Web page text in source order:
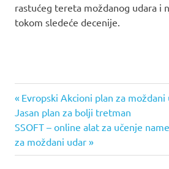
rastućeg tereta moždanog udara i
tokom sledeće decenije.
Post
navigation
Previous
Post:
Evropski Akcioni plan za
Jasan plan za bolji tretman
Next
Post:
SSOFT – online alat za učenje
za moždani udar